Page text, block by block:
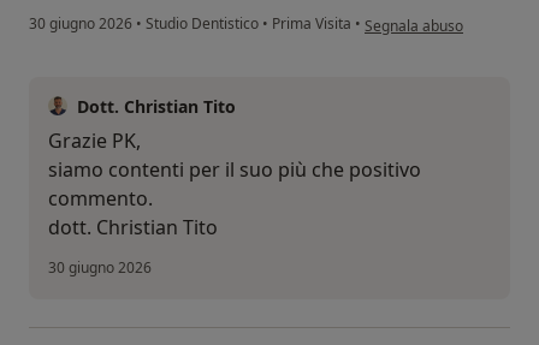
30 giugno 2026 • Studio Dentistico • Prima Visita • secondo l'opinione
Segnala abuso
Dott. Christian Tito
Grazie PK,
siamo contenti per il suo più che positivo
commento.
dott. Christian Tito
30 giugno 2026